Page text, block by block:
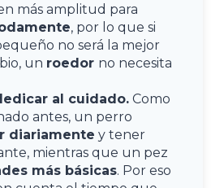
más amplitud para
, por lo que si
no será la mejor
un roedor no necesita
al cuidado. Como
antes, un perro
diariamente y tener
mientras que un pez
más básicas. Por eso